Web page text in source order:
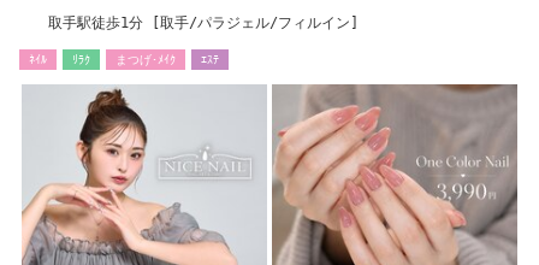
取手駅徒歩1分 [取手/パラジェル/フィルイン]
ﾈｲﾙ ﾘﾗｸ まつげ･ﾒｲｸ ｴｽﾃ